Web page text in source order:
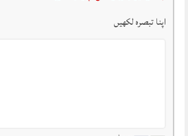
اپنا تبصرہ لکھیں